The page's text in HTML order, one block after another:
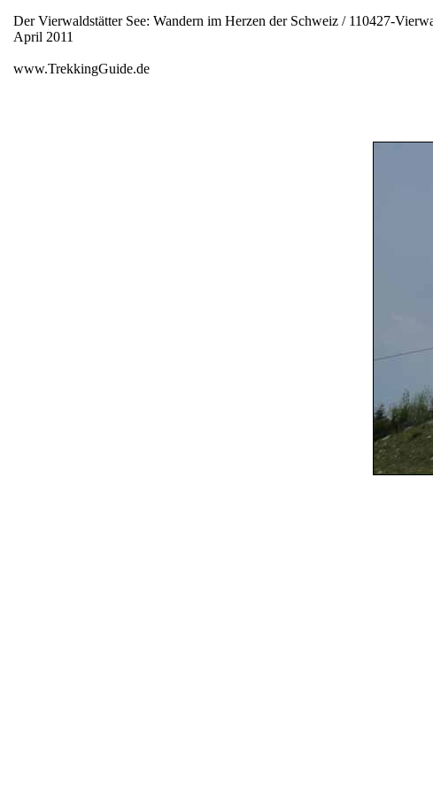
Der Vierwaldstätter See: Wandern im Herzen der Schweiz / 110427-
April 2011
www.TrekkingGuide.de